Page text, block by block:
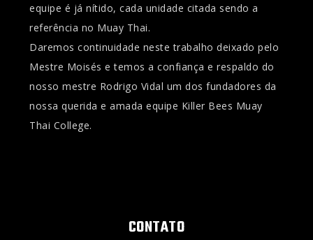
equipe é já nítido, cada unidade citada sendo a
referência no Muay Thai.
Daremos continuidade neste trabalho deixado pelo
Mestre Moisés e temos a confiança e respaldo do
nosso mestre Rodrigo Vidal um dos fundadores da
nossa querida e amada equipe Killer Bees Muay
Thai College.
CONTATO